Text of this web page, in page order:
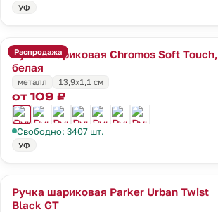
УФ
Распродажа
Ручка шариковая Chromos Soft Touch,
белая
металл 13,9х1,1 см
от 109 ₽
Свободно: 3407 шт.
УФ
Ручка шариковая Parker Urban Twist
Black GT